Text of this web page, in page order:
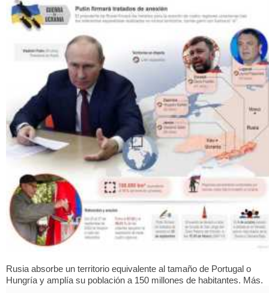
Rusia absorbe un territorio equivalente al tamaño de Portugal o
Hungría y amplía su población a 150 millones de habitantes. Más.